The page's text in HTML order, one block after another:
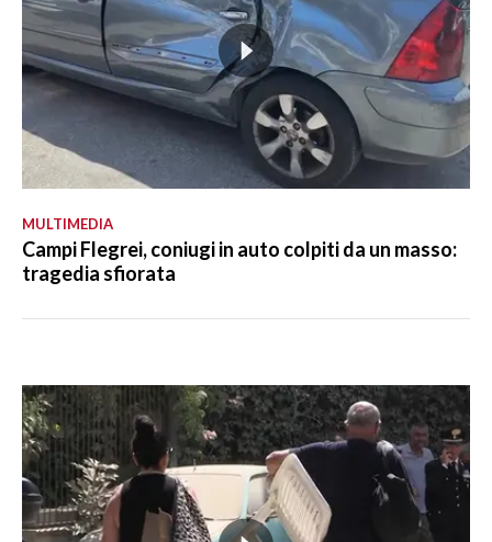
MULTIMEDIA
Campi Flegrei, coniugi in auto colpiti da un masso:
tragedia sfiorata